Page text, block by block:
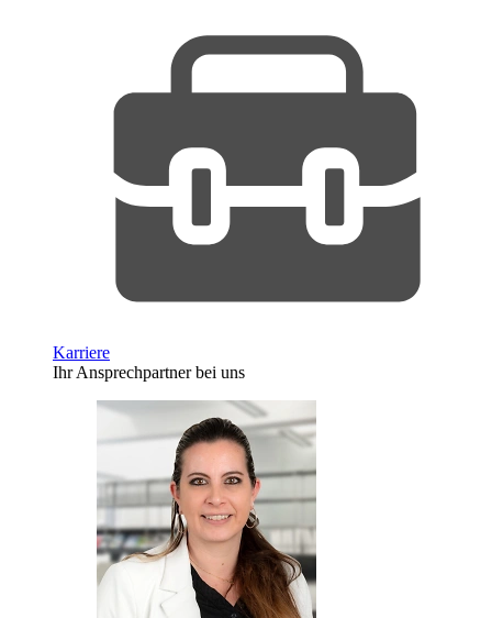
Karriere
Ihr Ansprechpartner bei uns